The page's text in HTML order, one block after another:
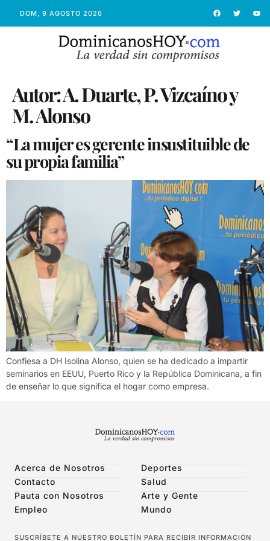
DOM, 9 AGOSTO 2026
Autor:A. Duarte, P. Vizcaíno y
M. Alonso
“La mujer es gerente insustituible de
su propia familia”
Confiesa a DH Isolina Alonso, quien se ha dedicado a impartir
seminarios en EEUU, Puerto Rico y la República Dominicana, a fin
de enseñar lo que significa el hogar como empresa.
Acerca de Nosotros
Contacto
Pauta con Nosotros
Empleo
Deportes
Salud
Arte y Gente
Mundo
SUSCRÍBETE A NUESTRO BOLETÍN PARA RECIBIR INFORMACIÓN